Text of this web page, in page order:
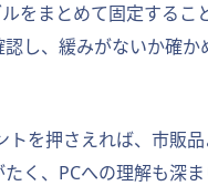
をまとめて固定する
し、緩みがないか確か
トを押さえれば、市販
く、PCへの理解も深